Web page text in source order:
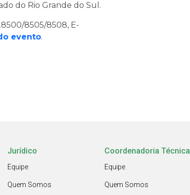
do Rio Grande do Sul.
8505/8508, E-
evento.
Jurídico
Equipe
Quem Somos
Coordenadoria Técnica
Equipe
Quem Somos